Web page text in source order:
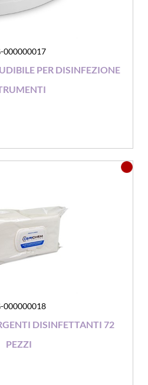
000000017
PER DISINFEZIONE
000000018
DISINFETTANTI 72
PEZZI